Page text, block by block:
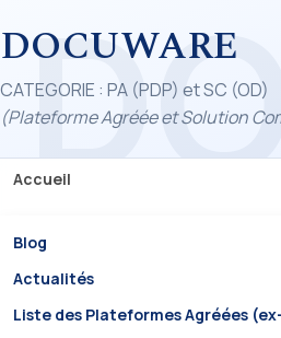
DOCUWARE
CATEGORIE : PA (PDP) et SC (OD)
(Plateforme Agréée et Solution
Accueil
Blog
Actualités
Liste des Plateformes Agréées